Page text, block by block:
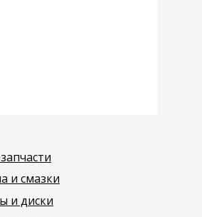
и диски
и смазки